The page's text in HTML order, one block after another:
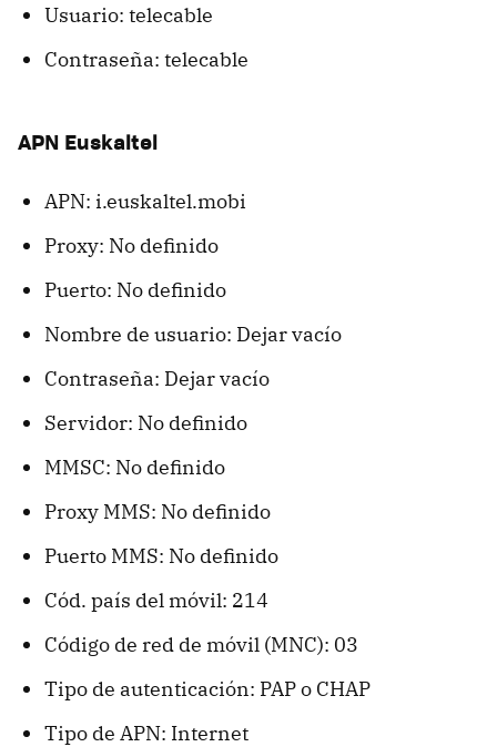
Usuario: telecable
Contraseña: telecable
APN Euskaltel
APN: i.euskaltel.mobi
Proxy: No definido
Puerto: No definido
Nombre de usuario: Dejar vacío
Contraseña: Dejar vacío
Servidor: No definido
MMSC: No definido
Proxy MMS: No definido
Puerto MMS: No definido
Cód. país del móvil: 214
Código de red de móvil (MNC): 03
Tipo de autenticación: PAP o CHAP
Tipo de APN: Internet